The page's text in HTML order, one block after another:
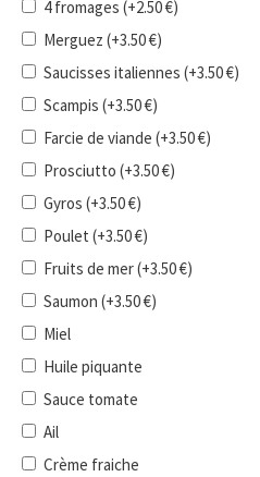
4 fromages (+2.50€)
Merguez (+3.50€)
Saucisses italiennes (+3.50€)
Scampis (+3.50€)
Farcie de viande (+3.50€)
Prosciutto (+3.50€)
Gyros (+3.50€)
Poulet (+3.50€)
Fruits de mer(+3.50€)
Saumon (+3.50€)
Miel
Huile piquante
Sauce tomate
Ail
Crème fraiche